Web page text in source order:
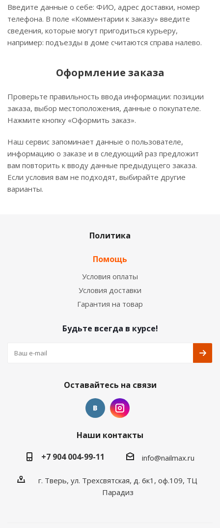
Введите данные о себе: ФИО, адрес доставки, номер
телефона. В поле «Комментарии к заказу» введите
сведения, которые могут пригодиться курьеру,
например: подъезды в доме считаются справа налево.
Оформление заказа
Проверьте правильность ввода информации: позиции
заказа, выбор местоположения, данные о покупателе.
Нажмите кнопку «Оформить заказ».
Наш сервис запоминает данные о пользователе,
информацию о заказе и в следующий раз предложит
вам повторить к вводу данные предыдущего заказа.
Если условия вам не подходят, выбирайте другие
варианты.
Политика
Помощь
Условия оплаты
Условия доставки
Гарантия на товар
Будьте всегда в курсе!
Оставайтесь на связи
Наши контакты
+7 904 004-99-11
info@nailmax.ru
г. Тверь, ул. Трехсвятская, д. 6к1, оф.109, ТЦ
Парадиз